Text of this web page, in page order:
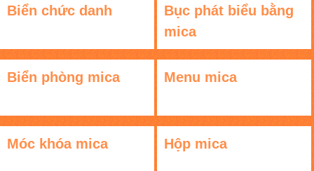
Biển chức danh
Bục phát biểu bằng
mica
Biển phòng mica Menu mica
Móc khóa mica Hộp mica